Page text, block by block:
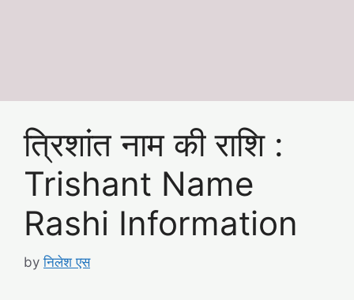
त्रिशांत नाम की राशि :
Trishant Name
Rashi Information
byनिलेश एस